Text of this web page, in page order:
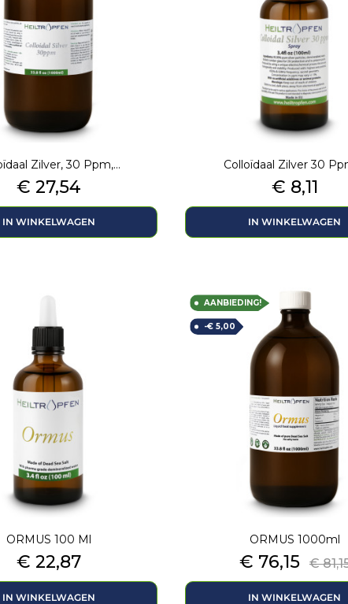
Zilver, 30 Ppm,...
Prijs
€ 27,54
IN WINKELWAGEN
Colloïdaal Zilver 30
Prijs
€ 8,11
IN WINKELWAGEN
ORMUS 100 Ml
Prijs
€ 22,87
IN WINKELWAGEN
ORMUS 1000ml
Prijs
€ 76,15
prijs
€
IN WINKELWAGEN
AANBIEDING!
-€ 5,00